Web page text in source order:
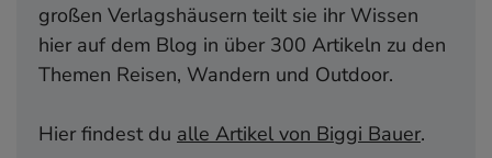
großen Verlagshäusern teilt sie ihr Wissen
hier auf dem Blog in über 300 Artikeln zu den
Themen Reisen, Wandern und Outdoor.
Hier findest du alle Artikel von Biggi Bauer.